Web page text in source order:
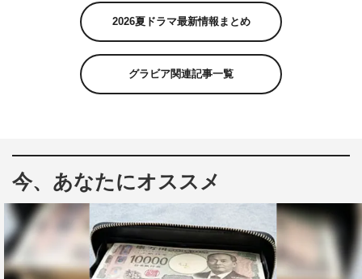
2026夏ドラマ最新情報まとめ
グラビア関連記事一覧
今、あなたにオススメ